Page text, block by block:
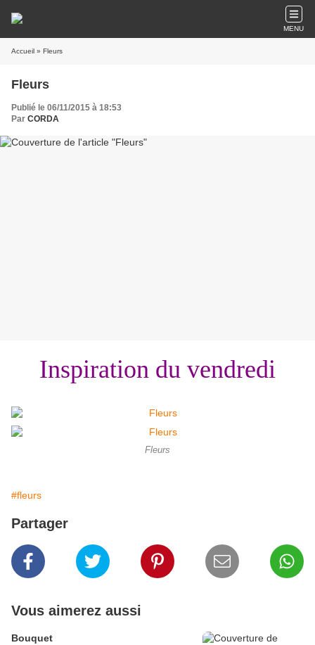
MENU
Accueil » Fleurs
Fleurs
Publié le 06/11/2015 à 18:53
Par CORDA
Inspiration du vendredi
Fleurs
#fleurs
Partager
Vous aimerez aussi
Bouquet